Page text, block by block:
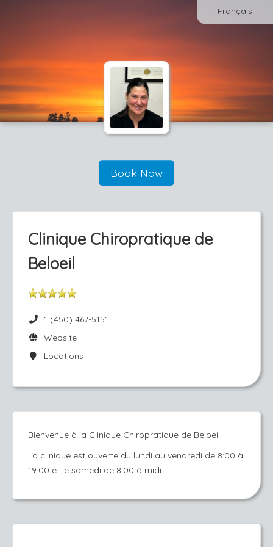
Français
Book Now
Clinique Chiropratique de
Beloeil
1 (450) 467-5151
Website
Locations
Bienvenue à la Clinique Chiropratique de Beloeil
La clinique est ouverte du lundi au vendredi de 8:00 à
19:00 et le samedi de 8:00 à midi.